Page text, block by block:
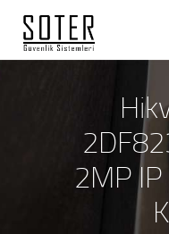
2MP
ANASAYFA
İLETIŞIM